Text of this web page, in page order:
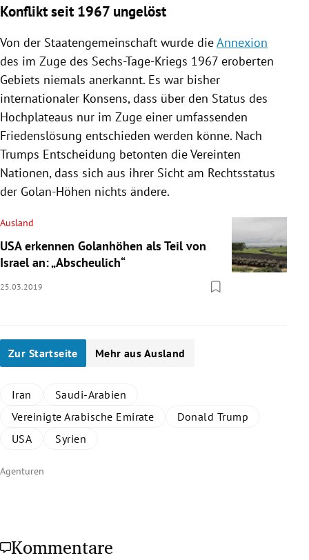
Konflikt seit 1967 ungelöst
Von der Staatengemeinschaft wurde dieAnnexion
des im Zuge des Sechs-Tage-Kriegs 1967 eroberten
Gebiets niemals anerkannt. Es war bisher
internationaler Konsens, dass über den Status des
Hochplateaus nur im Zuge einer umfassenden
Friedenslösung entschieden werden könne. Nach
Trumps Entscheidung betonten dieVereinten
Nationen, dass sich aus ihrer Sicht am Rechtsstatus
der Golan-Höhen nichts ändere.
Ausland
USA erkennen Golanhöhen als Teil von
Israel an: „Abscheulich“
25.03.2019
Zur Startseite Mehr aus Ausland
Iran
Saudi-Arabien
Vereinigte Arabische Emirate
Donald Trump
USA
Syrien
Agenturen
Kommentare